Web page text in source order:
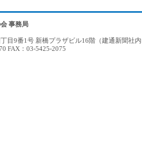
事務局
目9番1号 新橋プラザビル16階（建通新聞社
FAX：03-5425-2075